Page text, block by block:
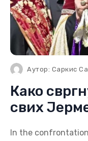
Аутор: Саркис
Како
свих
In the